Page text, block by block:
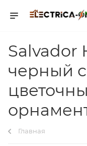
Salvador
черный
Главная